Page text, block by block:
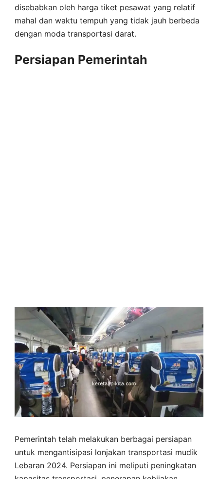
disebabkan oleh harga tiket pesawat yang relatif
mahal dan waktu tempuh yang tidak jauh berbeda
dengan moda transportasi darat.
Persiapan Pemerintah
Pemerintah telah melakukan berbagai persiapan
untuk mengantisipasi lonjakan transportasi mudik
Lebaran 2024. Persiapan ini meliputi peningkatan